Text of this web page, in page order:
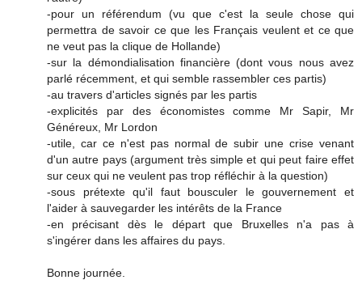
-pour un référendum (vu que c'est la seule chose qui
permettra de savoir ce que les Français veulent et ce que
ne veut pas la clique de Hollande)
-sur la démondialisation financière (dont vous nous avez
parlé récemment, et qui semble rassembler ces partis)
-au travers d'articles signés par les partis
-explicités par des économistes comme Mr Sapir, Mr
Généreux, Mr Lordon
-utile, car ce n'est pas normal de subir une crise venant
d'un autre pays (argument très simple et qui peut faire effet
sur ceux qui ne veulent pas trop réfléchir à la question)
-sous prétexte qu'il faut bousculer le gouvernement et
l'aider à sauvegarder les intérêts de la France
-en précisant dès le départ que Bruxelles n'a pas à
s'ingérer dans les affaires du pays.
Bonne journée.